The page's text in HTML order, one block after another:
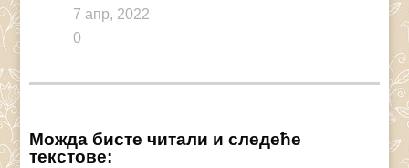
7 апр, 2022
0
Можда бисте читали и следеће
текстове: